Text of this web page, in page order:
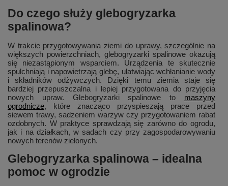
Do czego służy glebogryzarka
spalinowa?
W trakcie przygotowywania ziemi do uprawy, szczególnie na
większych powierzchniach, glebogryzarki spalinowe okazują
się niezastąpionym wsparciem. Urządzenia te skutecznie
spulchniają i napowietrzają glebę, ułatwiając wchłanianie wody
i składników odżywczych. Dzięki temu ziemia staje się
bardziej przepuszczalna i lepiej przygotowana do przyjęcia
nowych upraw. Glebogryzarki spalinowe to maszyny
ogrodnicze, które znacząco przyspieszają prace przed
siewem trawy, sadzeniem warzyw czy przygotowaniem rabat
ozdobnych. W praktyce sprawdzają się zarówno do ogrodu,
jak i na działkach, w sadach czy przy zagospodarowywaniu
nowych terenów zielonych.
Glebogryzarka spalinowa – idealna
pomoc w ogrodzie